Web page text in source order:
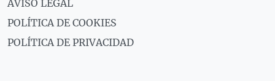
AVISO LEGAL
POLÍTICA DE COOKIES
POLÍTICA DE PRIVACIDAD